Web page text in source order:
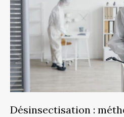
Désinsectisation :